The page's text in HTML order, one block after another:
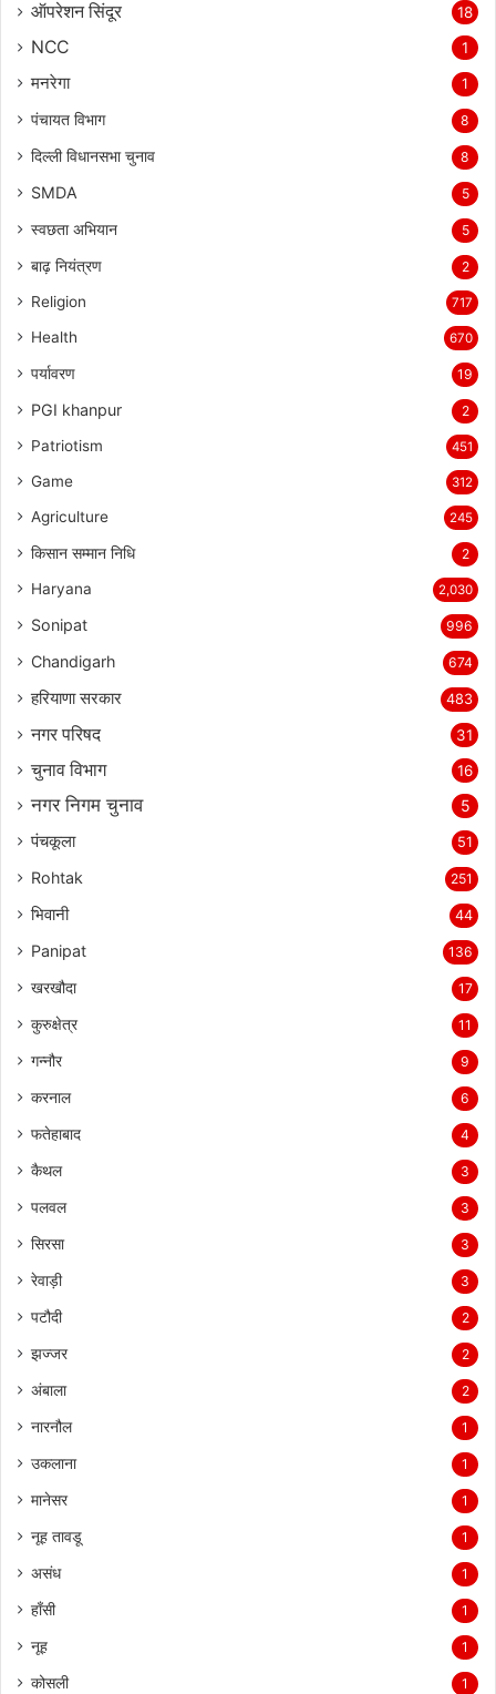
ऑपरेशन सिंदूर 18
NCC 1
मनरेगा 1
पंचायत विभाग 8
दिल्ली विधानसभा चुनाव 8
SMDA 5
स्वछता अभियान 5
बाढ़ नियंत्रण 2
Religion 717
Health 670
पर्यावरण 19
PGI khanpur 2
Patriotism 451
Game 312
Agriculture 245
किसान सम्मान निधि 2
Haryana 2,030
Sonipat 996
Chandigarh 674
हरियाणा सरकार 483
नगर परिषद 31
चुनाव विभाग 16
नगर निगम चुनाव 5
पंचकूला 51
Rohtak 251
भिवानी 44
Panipat 136
खरखौदा 17
कुरुक्षेत्र 11
गन्नौर 9
करनाल 6
फतेहाबाद 4
कैथल 3
पलवल 3
सिरसा 3
रेवाड़ी 3
पटौदी 2
झज्जर 2
अंबाला 2
नारनौल 1
उकलाना 1
मानेसर 1
नूह तावडू 1
असंध 1
हाँसी 1
नूह 1
कोसली 1